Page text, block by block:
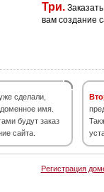
Три.
вам создание
сделали,
имя.
будут заказ
сайта.
Регистрация